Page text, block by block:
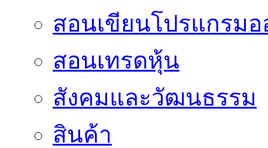
สอนเขียนโปรแกรม
สอนเทรดหุ้น
สังคมและวัฒนธรรม
สินค้า